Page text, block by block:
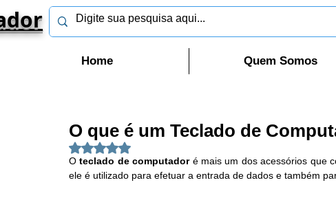
Home Quem Somos
O que é um Teclado de
Avaliado com NaN de 5 estrelas.
O teclado de computador é mais um dos acessórios que
ele é utilizado para efetuar a entrada de dados e também